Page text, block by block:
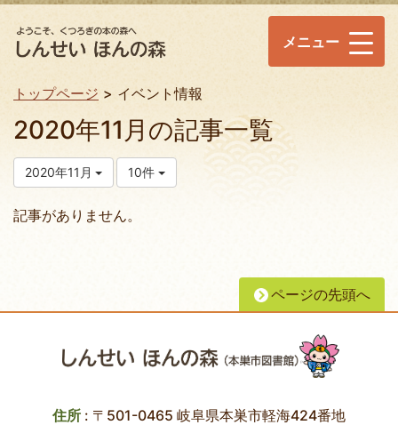
メニュー
トップページ イベント情報
2020年11月の記事一覧
2020年11月 10件
記事がありません。
ページの先頭へ
住所 : 〒501-0465 岐阜県本巣市軽海424番地